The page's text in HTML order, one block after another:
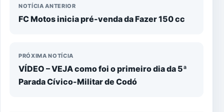
NOTÍCIA ANTERIOR
FC Motos inicia pré-venda da Fazer 150 cc
PRÓXIMA NOTÍCIA
VÍDEO – VEJA como foi o primeiro dia da 5ª
Parada Cívico-Militar de Codó